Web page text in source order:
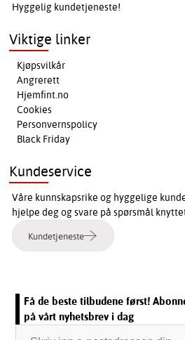
Hyggelig kundetjeneste!
Viktige linker
Kjøpsvilkår
Angrerett
Hjemfint.no
Cookies
Personvernspolicy
Black Friday
Kundeservice
Våre kunnskapsrike og hyggelige
hjelpe deg og svare på spørsmål
Kundetjeneste
Få de beste tilbudene først!
på vårt nyhetsbrev i dag